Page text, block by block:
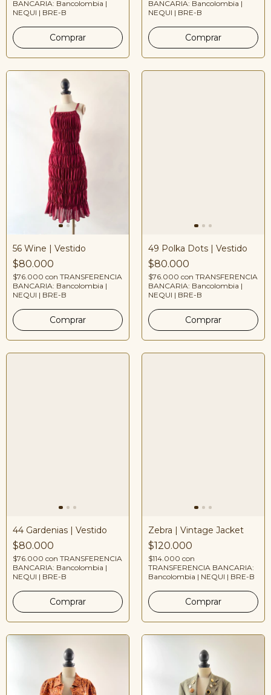
BANCARIA: Bancolombia |
NEQUI | BRE-B
BANCARIA: Bancolombia |
NEQUI | BRE-B
56 Wine | Vestido
$80.000
$76.000 con TRANSFERENCIA
BANCARIA: Bancolombia |
NEQUI | BRE-B
49 Polka Dots | Vestido
$80.000
$76.000 con TRANSFERENCIA
BANCARIA: Bancolombia |
NEQUI | BRE-B
44 Gardenias | Vestido
$80.000
$76.000 con TRANSFERENCIA
BANCARIA: Bancolombia |
NEQUI | BRE-B
Zebra | Vintage Jacket
$120.000
$114.000 con
TRANSFERENCIA BANCARIA:
Bancolombia | NEQUI | BRE-B